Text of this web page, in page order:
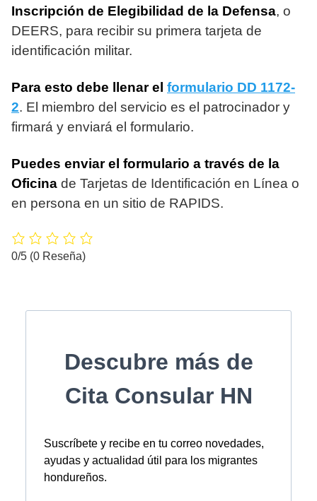
Inscripción de Elegibilidad de la Defensa, o
DEERS, para recibir su primera tarjeta de
identificación militar.
Para esto debe llenar el formulario DD 1172-
2. El miembro del servicio es el patrocinador y
firmará y enviará el formulario.
Puedes enviar el formulario a través de la
Oficina de Tarjetas de Identificación en Línea o
en persona en un sitio de RAPIDS.
0/5 (0 Reseña)